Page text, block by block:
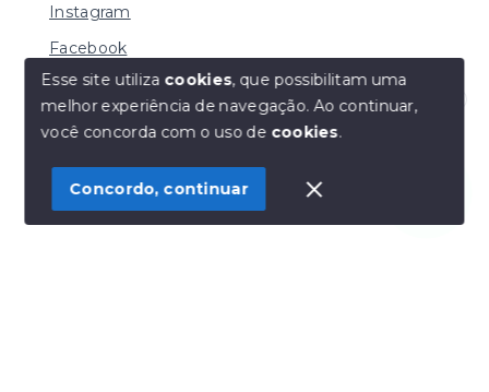
Olá! Estamos disponíveis para te ajudar.
Instagram
Facebook
© Copyright 2026 - Henrique Imoveis - Todos os
SITE PARA IMOBILIARIA
Esse site utiliza cookies, que possibilitam uma
melhor experiência de navegação.Ao continuar,
você concorda com o uso de cookies.
Concordo, continuar